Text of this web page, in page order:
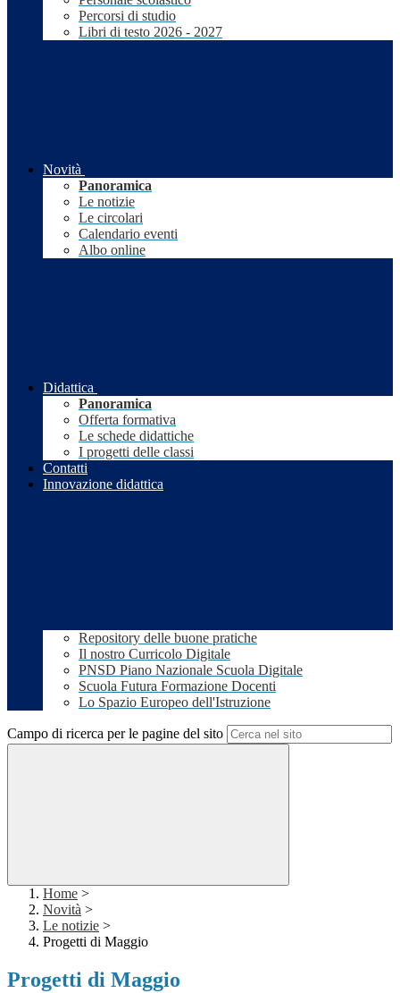
Percorsi di studio
Libri di testo 2026 - 2027
Novità
Panoramica
Le notizie
Le circolari
Calendario eventi
Albo online
Didattica
Panoramica
Offerta formativa
Le schede didattiche
I progetti delle classi
Contatti
Innovazione didattica
Repository delle buone pratiche
Il nostro Curricolo Digitale
PNSD Piano Nazionale Scuola Digitale
Scuola Futura Formazione Docenti
Lo Spazio Europeo dell'Istruzione
Campo di ricerca per le pagine del sito
Home >
Novità >
Le notizie >
Progetti di Maggio
Progetti di Maggio